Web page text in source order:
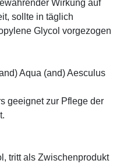
Wirkung auf
sollte in täglich
Glycol vorgezogen
Aqua (and) Aesculus
geeignet zur Pflege der
tritt als Zwischenprodukt